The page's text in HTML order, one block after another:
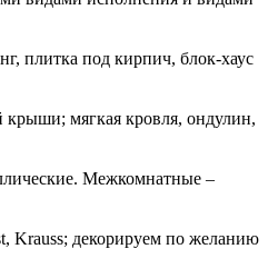
плитка под кирпич, блок-хаус
мягкая кровля, ондулин,
Межкомнатные –
Krauss; декорируем по желанию